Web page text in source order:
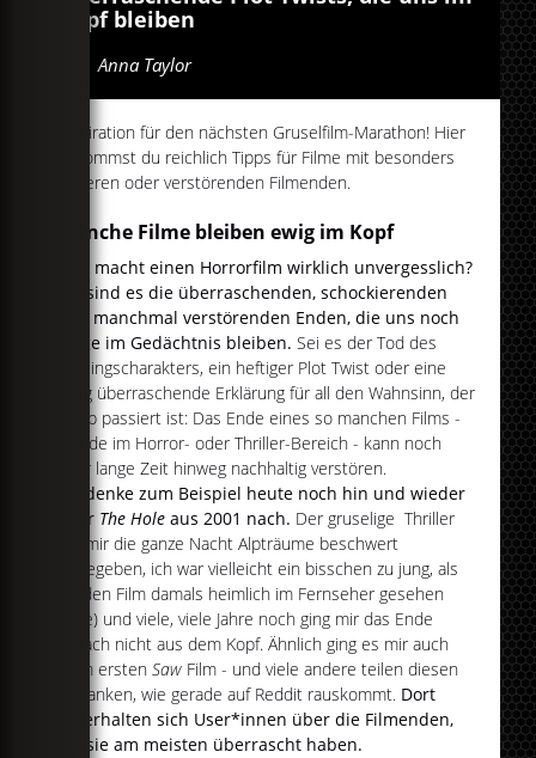
Kopf bleiben
Anna Taylor
Inspiration für den nächsten Gruselfilm-Marathon! Hier
bekommst du reichlich Tipps für Filme mit besonders
cleveren oder verstörenden Filmenden.
Manche Filme bleiben ewig im Kopf
Was macht einen Horrorfilm wirklich unvergesslich?
Oft sind es die überraschenden, schockierenden
und manchmal verstörenden Enden, die uns noch
lange im Gedächtnis bleiben.Sei es der Tod des
Lieblingscharakters, ein heftiger Plot Twist oder eine
völlig überraschende Erklärung für all den Wahnsinn, der
vorab passiert ist: Das Ende eines so manchen Films -
gerade im Horror- oder Thriller-Bereich - kann noch
über lange Zeit hinweg nachhaltig verstören.
Ich denke zum Beispiel heute noch hin und wieder
über The Hole aus 2001 nach. Der gruselige Thriller
hat mir die ganze Nacht Alpträume beschwert
(zugegeben, ich war vielleicht ein bisschen zu jung, als
ich den Film damals heimlich im Fernseher gesehen
habe) und viele, viele Jahre noch ging mir das Ende
einfach nicht aus dem Kopf. Ähnlich ging es mir auch
beim erstenSaw Film - und viele andere teilen diesen
Gedanken, wie gerade auf Reddit rauskommt. Dort
unterhalten sich User*innen über die Filmenden,
die sie am meisten überrascht haben.